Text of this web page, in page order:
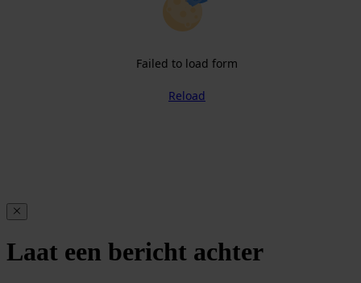
Failed to load form
Reload
Laat een bericht achter